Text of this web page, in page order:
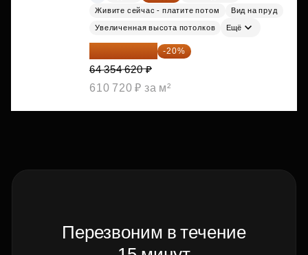
Живите сейчас - платите потом
Вид на пруд
Увеличенная высота потолков Ещё
51 483 696 ₽ -20%
64 354 620 ₽
610 720 ₽ за м²
Перезвоним в течение